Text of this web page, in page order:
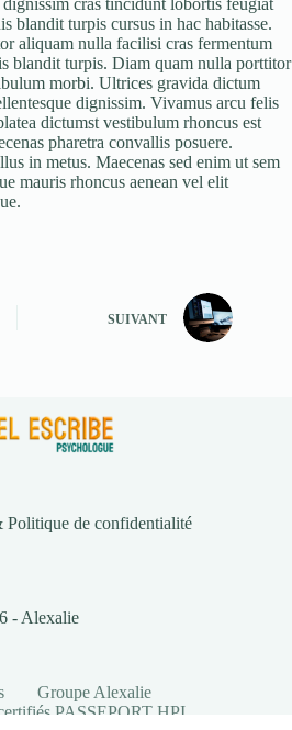
cras tincidunt lobortis feugiat
blandit turpis cursus in hac habitasse.
aliquam nulla facilisi cras fermentum
blandit turpis. Diam quam nulla porttitor
morbi. Ultrices gravida dictum
dignissim. Vivamus arcu felis
dictumst vestibulum rhoncus est
pharetra convallis posuere.
in metus. Maecenas sed enim ut sem
mauris rhoncus aenean vel elit
SUIVANT
Politique de confidentialité
- Alexalie
Groupe Alexalie
PASSEPORT HPI